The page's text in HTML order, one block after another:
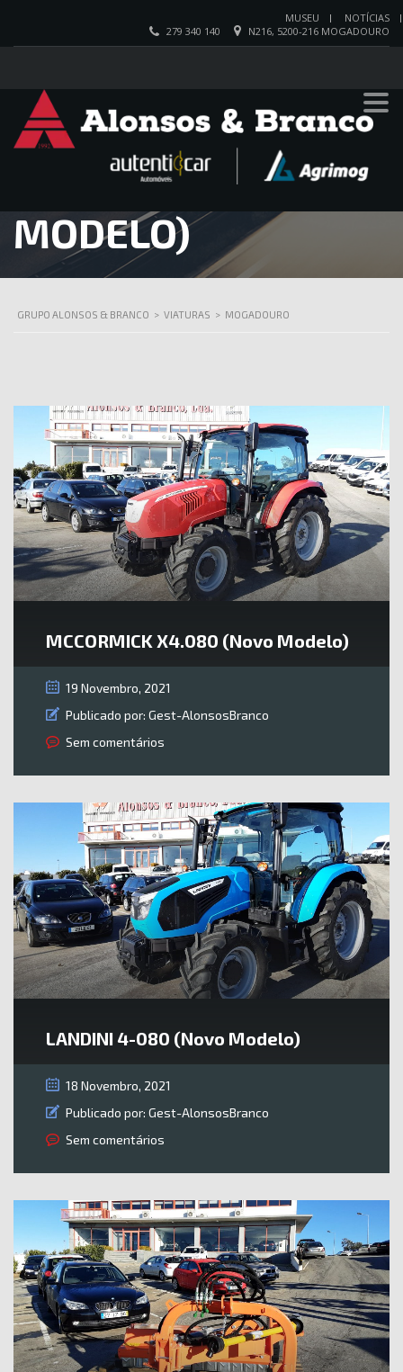
MUSEU
NOTÍCIAS
N216, 5200-216 MOGADOURO
279 340 140
MCCORMICK
X4.080 (NOVO
MODELO)
GRUPO ALONSOS & BRANCO > VIATURAS > MOGADOURO
MCCORMICK X4.080 (Novo Modelo)
19 Novembro, 2021
Publicado por: Gest-AlonsosBranco
Sem comentários
LANDINI 4-080 (Novo Modelo)
18 Novembro, 2021
Publicado por: Gest-AlonsosBranco
Sem comentários